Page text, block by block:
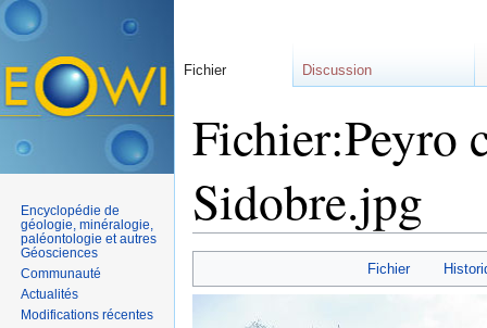
Fichier:Peyro
Sidobre.jpg
Fichier
Fichier Discussion
Encyclopédie de
géologie, minéralogie,
paléontologie et autres
Géosciences
Communauté
Actualités
Modifications récentes